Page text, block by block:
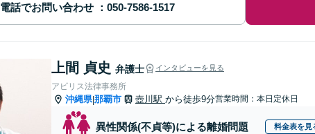
電話でお問い合わせ
上間 貞史 弁護士 インタビューを見る
アビリス法律事務所
沖縄県|那覇市 壺川駅 から徒歩9分営業時間：本日定休日
異性関係(不貞等)による離婚問題 料金表を見